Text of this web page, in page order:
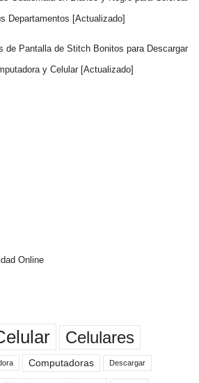
Departamentos [Actualizado]
de Pantalla de Stitch Bonitos para Descargar
y Celular [Actualizado]
Online
Celulares
Computadoras Descargar